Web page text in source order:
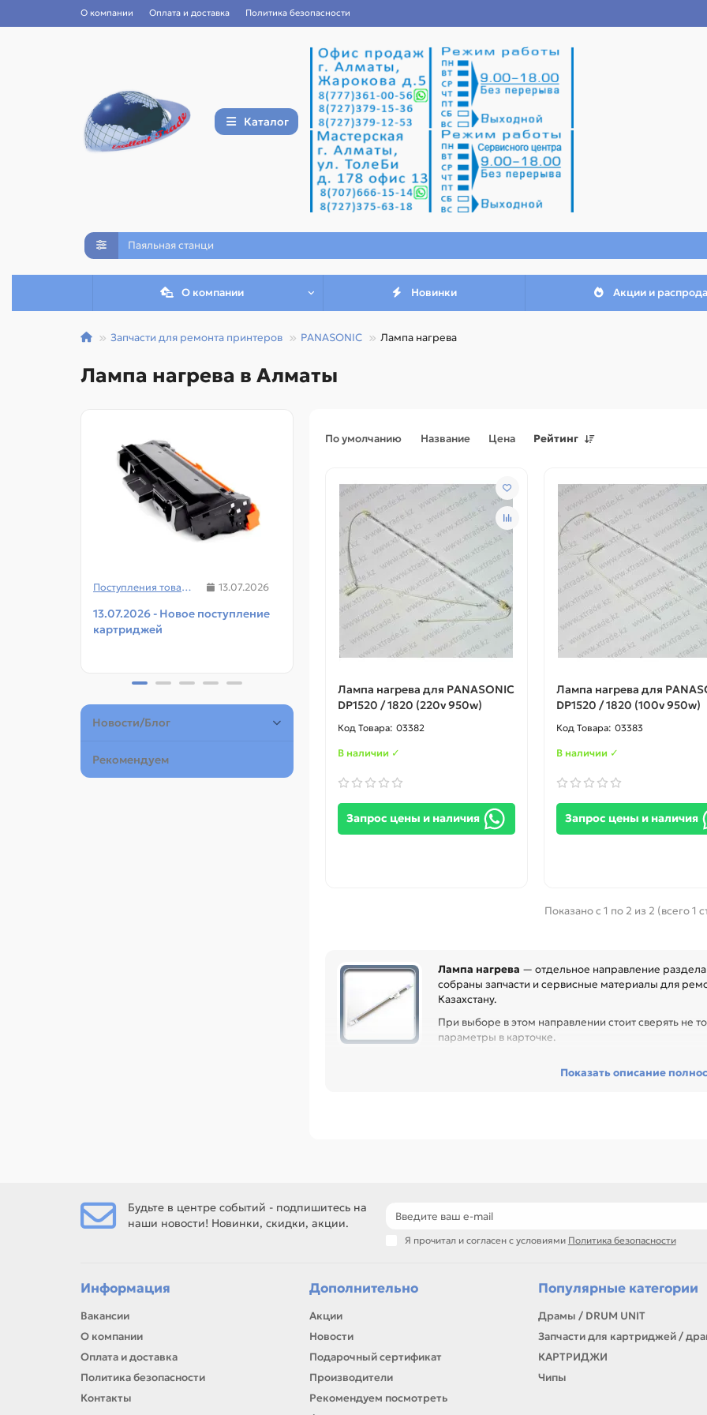
О компании Оплата и доставка Политика безопасности
Каталог
О компании Новинки Акции и
Запчасти для ремонта принтеров PANASONIC Лампа нагрева
Лампа нагрева в Алматы
Поступления товаров 13.07.2026
13.07.2026 - Новое поступление
картриджей
Поступления товаров 08.07.2026
08.07.2026 - Новое поступление
чипов для картриджей и
принтеров
Поступления товаров
23.06.2026 - Новое
запчастей для картриджей и
принтеров, картриджи
Новости/Блог
Рекомендуем
По умолчанию Название Цена Рейтинг
Лампа нагрева для PANASONIC
DP1520 / 1820 (220v 950w)
03382
В наличии ✓
Запрос цены и наличия
Лампа нагрева для
DP1520 / 1820 (100v 950w)
03383
В наличии ✓
Запрос цены и наличия
Показано с 1 по 2 из 2 (всего 1
Лампа нагрева — отдельное направление
собраны запчасти и сервисные материалы для
Казахстану.
При выборе в этом направлении стоит сверять не
параметры в карточке.
восстановить технику и сократить простой оборудования, особенно
детали для ремонта и профилактики
материалы для сервисных центров и офисов
самовывоз и доставка по Алматы, отправка по Казахстану
ремонта, заправки, печати или пополнения складского запаса.
Показать описание
Будьте в центре событий - подпишитесь на
наши новости! Новинки, скидки, акции.
Я прочитал и согласен с условиями Политика безопасности
Информация
Вакансии
О компании
Оплата и доставка
Политика безопасности
Контакты
Дополнительно
Акции
Новости
Подарочный сертификат
Производители
Рекомендуем посмотреть
Популярные категории
Драмы / DRUM UNIT
Запчасти для картриджей /
КАРТРИДЖИ
Чипы